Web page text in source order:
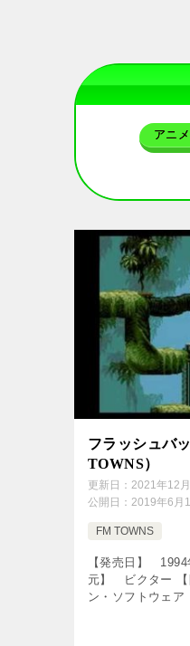
アニメ
フラッシュバ
TOWNS）
更新日： 2021年12
公開日： 2019年6月
FM TOWNS
【発売日】 1994
元】 ビクター
ン・ソフトウェ
ョンアドベンチ
リック！動画を